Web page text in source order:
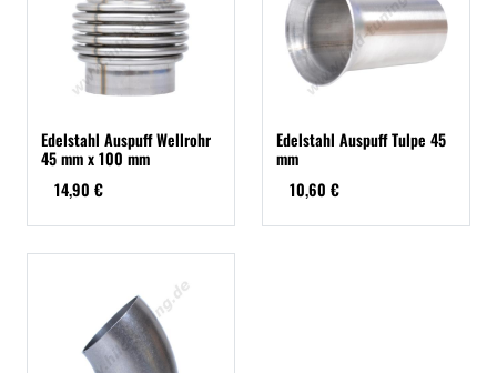
Edelstahl Auspuff Wellrohr
45 mm x 100 mm
14,90 €
Edelstahl Auspuff Tulpe 45
mm
10,60 €